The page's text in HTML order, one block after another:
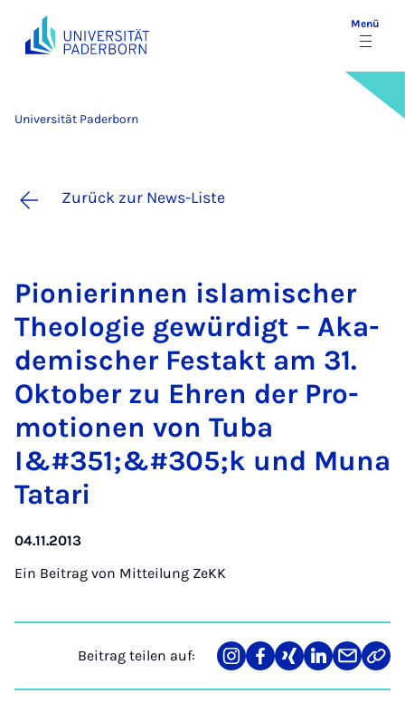
Menü
Universität Paderborn
Zurück zur News-Liste
Pio­nie­rin­nen is­la­mi­scher
Theo­lo­gie ge­wür­digt – Aka­
de­mi­scher Fes­t­akt am 31.
Ok­to­ber zu Eh­ren der Pro­
mo­ti­o­nen von Tu­ba
I&#351;&#305;k und Mu­na
Ta­ta­ri
04.11.2013
Ein Beitrag von Mitteilung ZeKK
Beitrag teilen auf:
Teilen
auf
Teilen
auf
Teilen
auf
Teilen
auf
Teilen
über
Link